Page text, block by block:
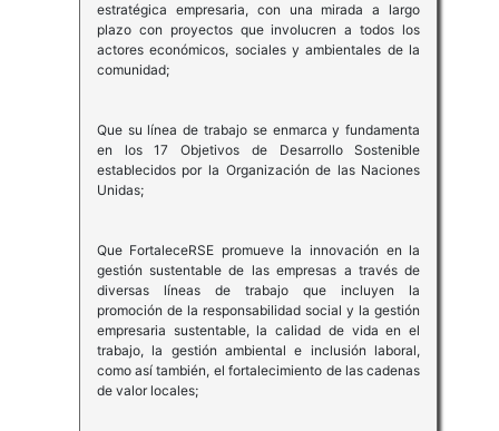
estratégica empresaria, con una mirada a largo
plazo con proyectos que involucren a todos los
actores económicos, sociales y ambientales de la
comunidad;
Que su línea de trabajo se enmarca y fundamenta
en los 17 Objetivos de Desarrollo Sostenible
establecidos por la Organización de las Naciones
Unidas;
Que FortaleceRSE promueve la innovación en la
gestión sustentable de las empresas a través de
diversas líneas de trabajo que incluyen la
promoción de la responsabilidad social y la gestión
empresaria sustentable, la calidad de vida en el
trabajo, la gestión ambiental e inclusión laboral,
como así también, el fortalecimiento de las cadenas
de valor locales;